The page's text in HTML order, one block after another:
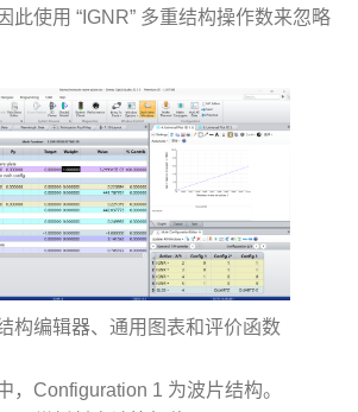
此使用 “IGNR” 多重结构操作数来忽略
构编辑器、通用图表和评价函数
，Configuration 1 为波片结构。